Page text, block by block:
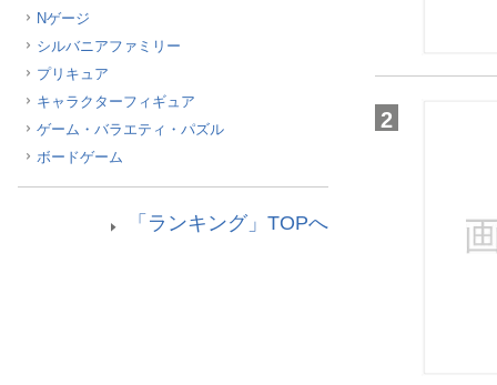
Nゲージ
シルバニアファミリー
プリキュア
キャラクターフィギュア
ゲーム・バラエティ・パズル
ボードゲーム
「ランキング」TOPへ
2